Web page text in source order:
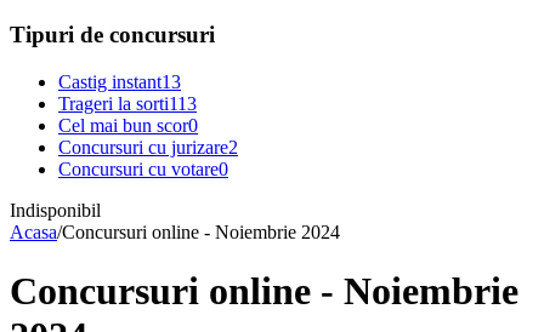
Tipuri de concursuri
Castig instant13
Trageri la sorti113
Cel mai bun scor0
Concursuri cu jurizare2
Concursuri cu votare0
Indisponibil
Acasa/Concursuri online - Noiembrie 2024
Concursuri online - Noiembrie